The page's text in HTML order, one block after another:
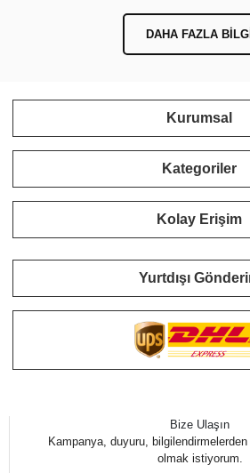
DAHA FAZLA BILGI
Kurumsal
Kategoriler
Kolay Erişim
Yurtdışı
Bize Ulaşın
Kampanya, duyuru,
olmak istiyorum.